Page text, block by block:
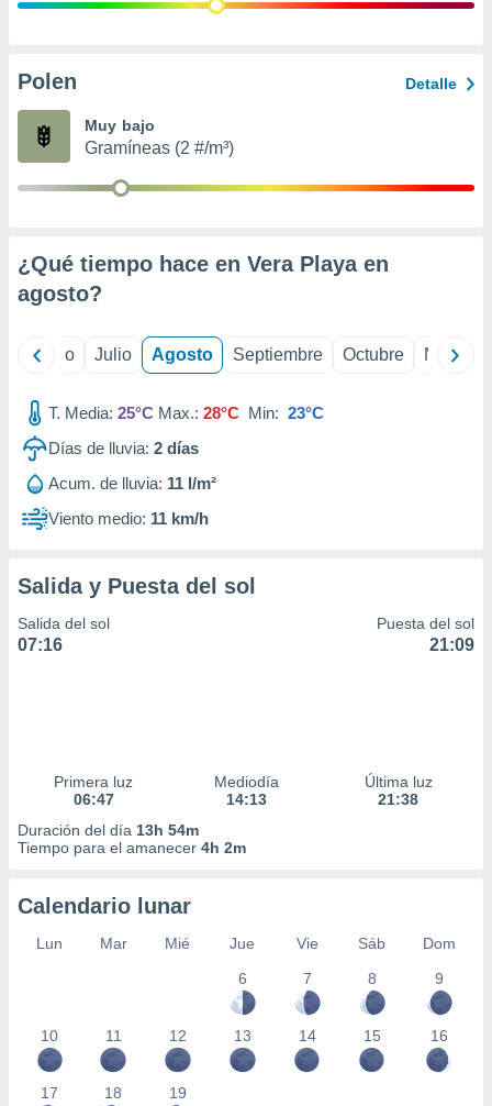
e
publicidad
Polen Detalle
Muy bajo
Gramíneas (2 #/m³)
¿Qué tiempo hace en Vera Playa en
agosto?
Junio Julio Agosto Septiembre Octubre
T. Media: 25°C Max.: 28°C Min: 23°C
Días de lluvia: 2 días
Acum. de lluvia: 11 l/m²
Viento medio: 11 km/h
Salida y Puesta del sol
Salida del sol
07:16
Puesta del sol
21:09
Primera luz
06:47
Mediodía
14:13
Última luz
21:38
Duración del día 13h 54m
Tiempo para el amanecer 4h 2m
Calendario lunar
Lun Mar Mié Jue Vie Sáb
Dom
6
7 8 9
10 11 12 13 14 15 16
17 18 19